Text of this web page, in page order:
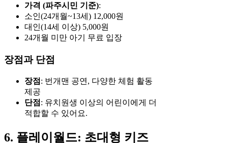
가격 (파주시민 기준):
소인(24개월~13세) 12,000원
대인(14세 이상) 5,000원
24개월 미만 아기 무료 입장
장점과 단점
장점 : 번개맨 공연, 다양한 체험 활동
제공
단점 : 유치원생 이상의 어린이에게 더
적합할 수 있어요.
6. 플레이월드: 초대형 키즈